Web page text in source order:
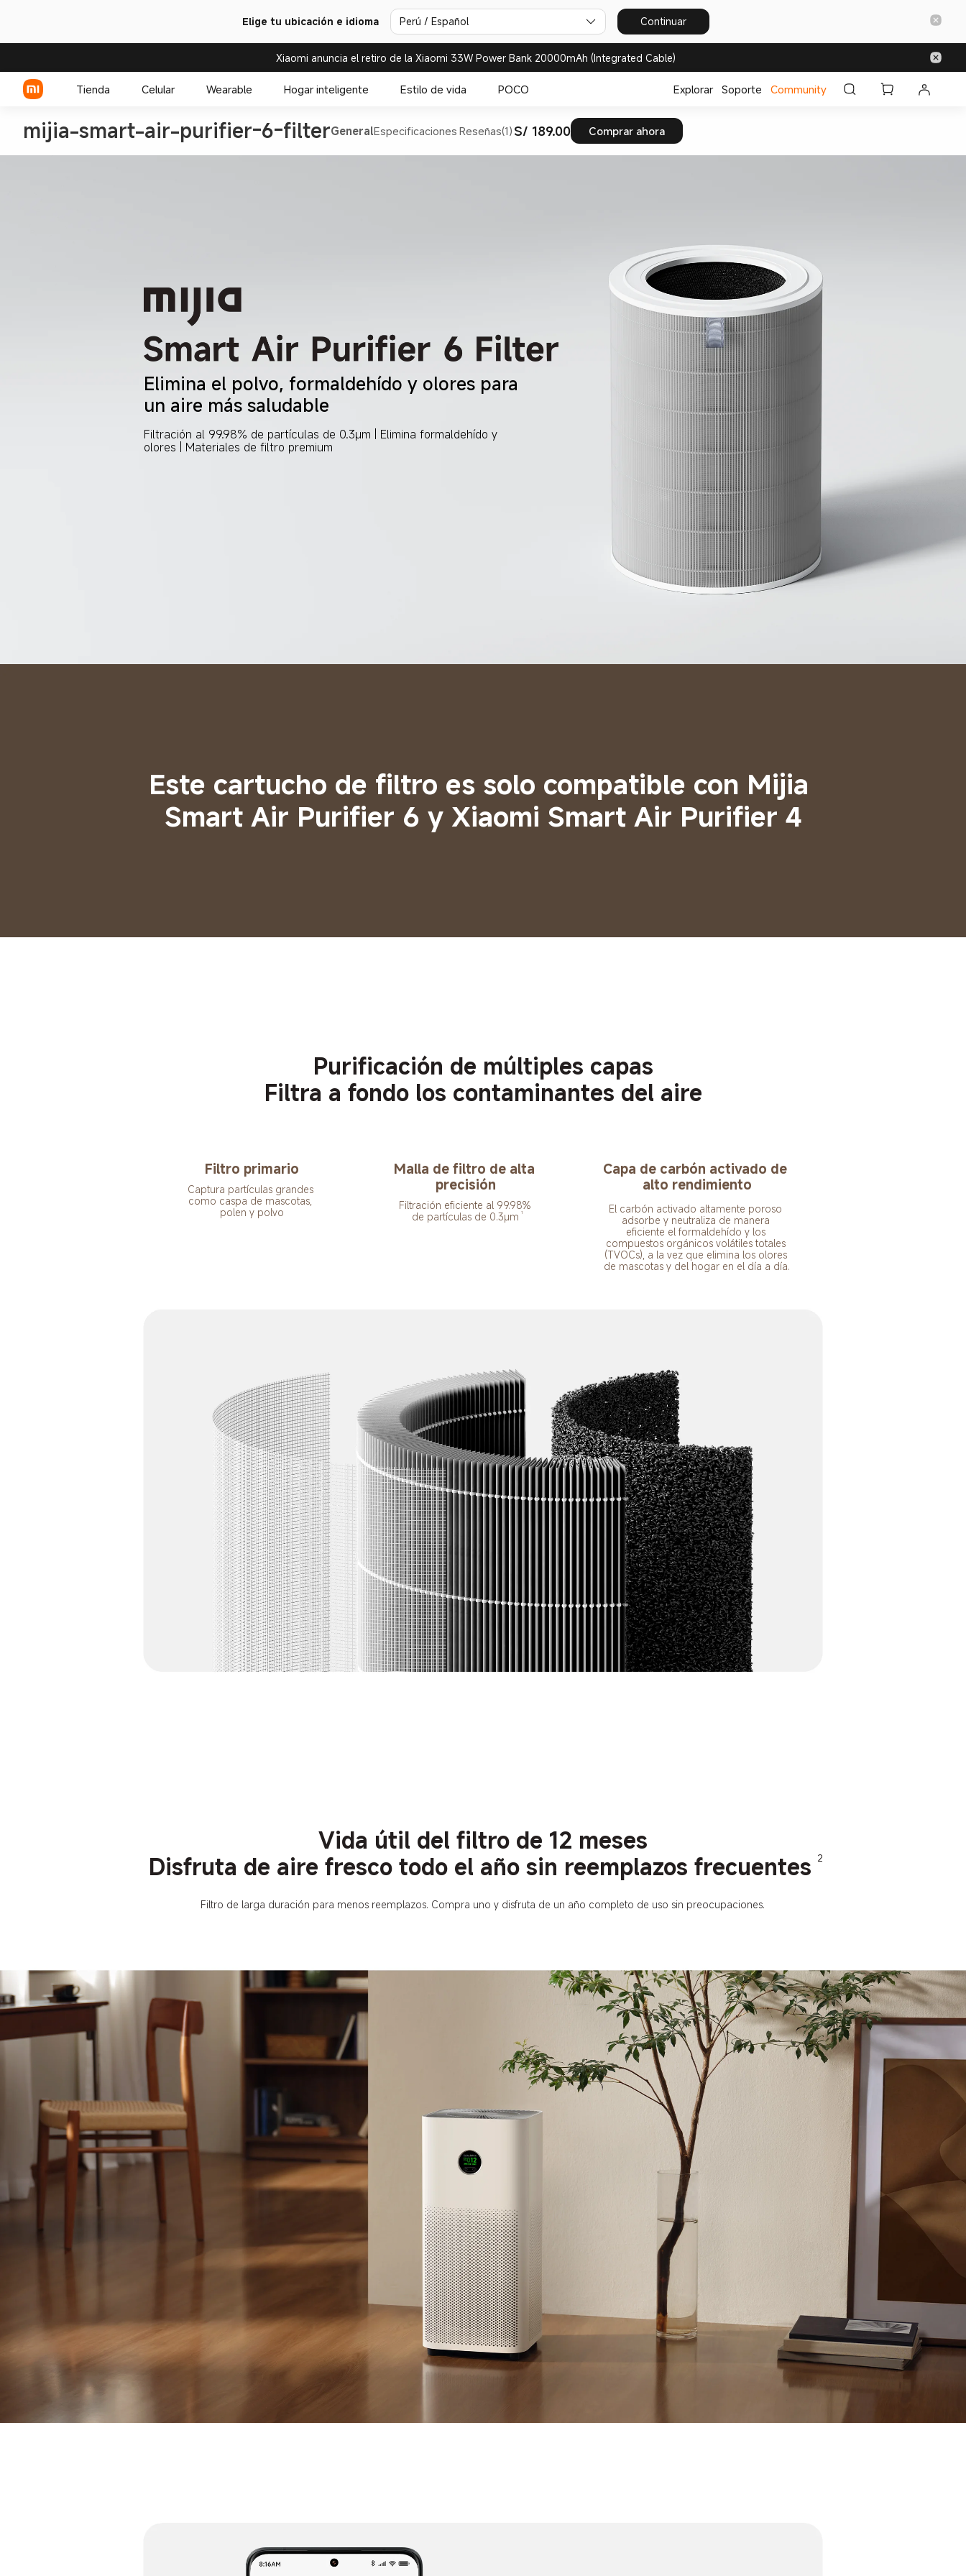
Elige tu ubicación e idioma Perú / Español Continuar
Xiaomi anuncia el retiro de la Xiaomi 33W Power Bank 20000mAh (Integrated Cable)
Tienda Celular Wearable Hogar inteligente Estilo de vida POCO Explorar Soporte Community
mijia-smart-air-purifier-6-filterGeneralEspecificaciones Reseñas(1)S/ 189.00 Comprar ahora
Elimina el polvo, formaldehído y olores para
un aire más saludable
Filtración al 99.98% de partículas de 0.3μm | Elimina formaldehído y
olores | Materiales de filtro premium
Este cartucho de filtro es solo compatible con Mijia
Smart Air Purifier 6 y Xiaomi Smart Air Purifier 4
Purificación de múltiples capas
Filtra a fondo los contaminantes del aire
Filtro primario
Captura partículas grandes
como caspa de mascotas,
polen y polvo
Malla de filtro de alta
precisión
Filtración eficiente al 99.98%
de partículas de 0.3μm 1
Capa de carbón activado de
alto rendimiento
El carbón activado altamente poroso
adsorbe y neutraliza de manera
eficiente el formaldehído y los
compuestos orgánicos volátiles totales
(TVOCs), a la vez que elimina los olores
de mascotas y del hogar en el día a día.
Vida útil del filtro de 12 meses
Disfruta de aire fresco todo el año sin reemplazos frecuentes 2
Filtro de larga duración para menos reemplazos. Compra uno y disfruta de un año completo de uso sin preocupaciones.